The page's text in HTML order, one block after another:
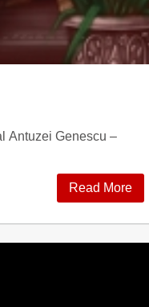
Antuzei Genescu –
Read More